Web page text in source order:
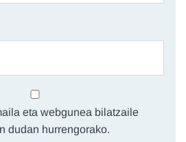
eta webgunea bilatzaile
dudan hurrengorako.